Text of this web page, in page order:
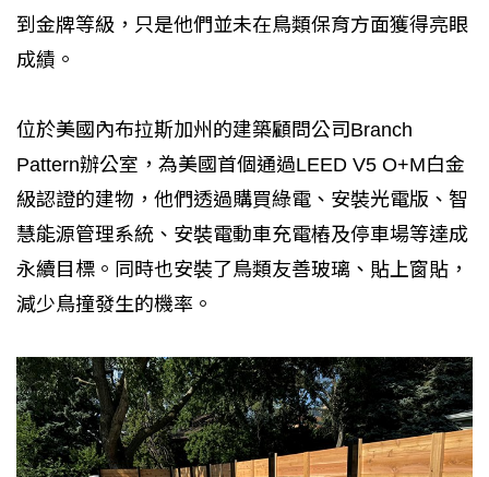
到金牌等級，只是他們並未在鳥類保育方面獲得亮眼
成績。
位於美國內布拉斯加州的建築顧問公司Branch
Pattern辦公室，為美國首個通過LEED V5 O+M白金
級認證的建物，他們透過購買綠電、安裝光電版、智
慧能源管理系統、安裝電動車充電樁及停車場等達成
永續目標。同時也安裝了鳥類友善玻璃、貼上窗貼，
減少鳥撞發生的機率。